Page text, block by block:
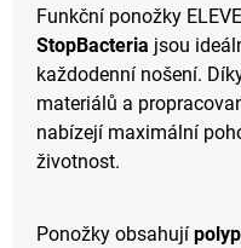
Funkční ponožky
StopBacteria jsou
každodenní nošení.
materiálů a
nabízejí maximální
životnost.
Ponožky obsahují